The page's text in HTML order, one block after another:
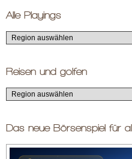
Alle Playings
Reisen und golfen
Das neue Börsenspiel für